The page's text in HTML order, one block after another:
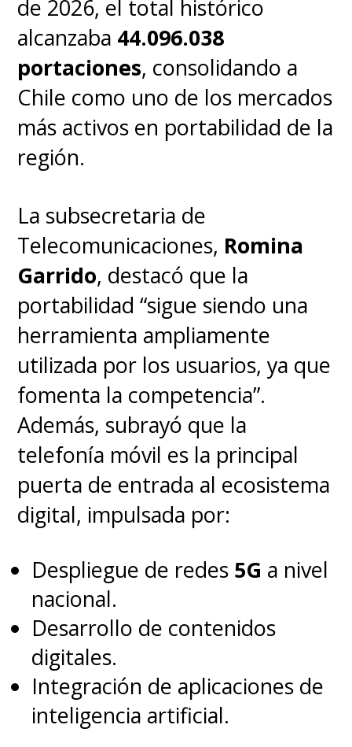
de 2026, el total histórico
alcanzaba 44.096.038
portaciones, consolidando a
Chile como uno de los mercados
más activos en portabilidad de la
región.
La subsecretaria de
Telecomunicaciones, Romina
Garrido, destacó que la
portabilidad “sigue siendo una
herramienta ampliamente
utilizada por los usuarios, ya que
fomenta la competencia”.
Además, subrayó que la
telefonía móvil es la principal
puerta de entrada al ecosistema
digital, impulsada por:
Despliegue de redes 5G a nivel
nacional.
Desarrollo de contenidos
digitales.
Integración de aplicaciones de
inteligencia artificial.